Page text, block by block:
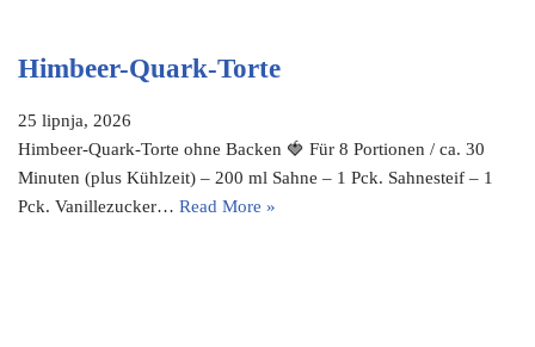
Himbeer-Quark-Torte
25 lipnja, 2026
Himbeer-Quark-Torte ohne Backen 🍓 Für 8 Portionen / ca. 30
Minuten (plus Kühlzeit) – 200 ml Sahne – 1 Pck. Sahnesteif – 1
Pck. Vanillezucker… Read More »